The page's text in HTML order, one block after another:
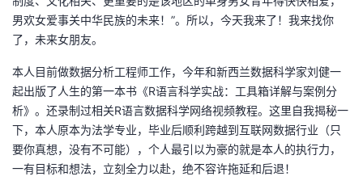
男欢女爱事关中华民族的未来！”。所以，今天我来了！我来找你
了，未来女朋友。
本人目前做数据分析工程师工作，今年和新西兰数据科学家刘健一
起出版了人生的第一本书《R语言科学实战：工具箱详解与案例分
析》。还录制过相关R语言数据科学网络视频教程。这里自我揭秘一
下，本人原本为法学专业，毕业后顺利跨越到互联网数据行业（只
要你真想，没有不可能），个人最引以为豪的就是本人的执行力，
一有目标和想法，立刻全力以赴，绝不容许拖延和后退！